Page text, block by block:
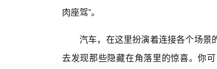
肉座驾”。
汽车，在这里扮演着连接各个场景
去发现那些隐藏在角落里的惊喜。你